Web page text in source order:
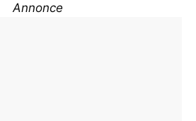
Annonce